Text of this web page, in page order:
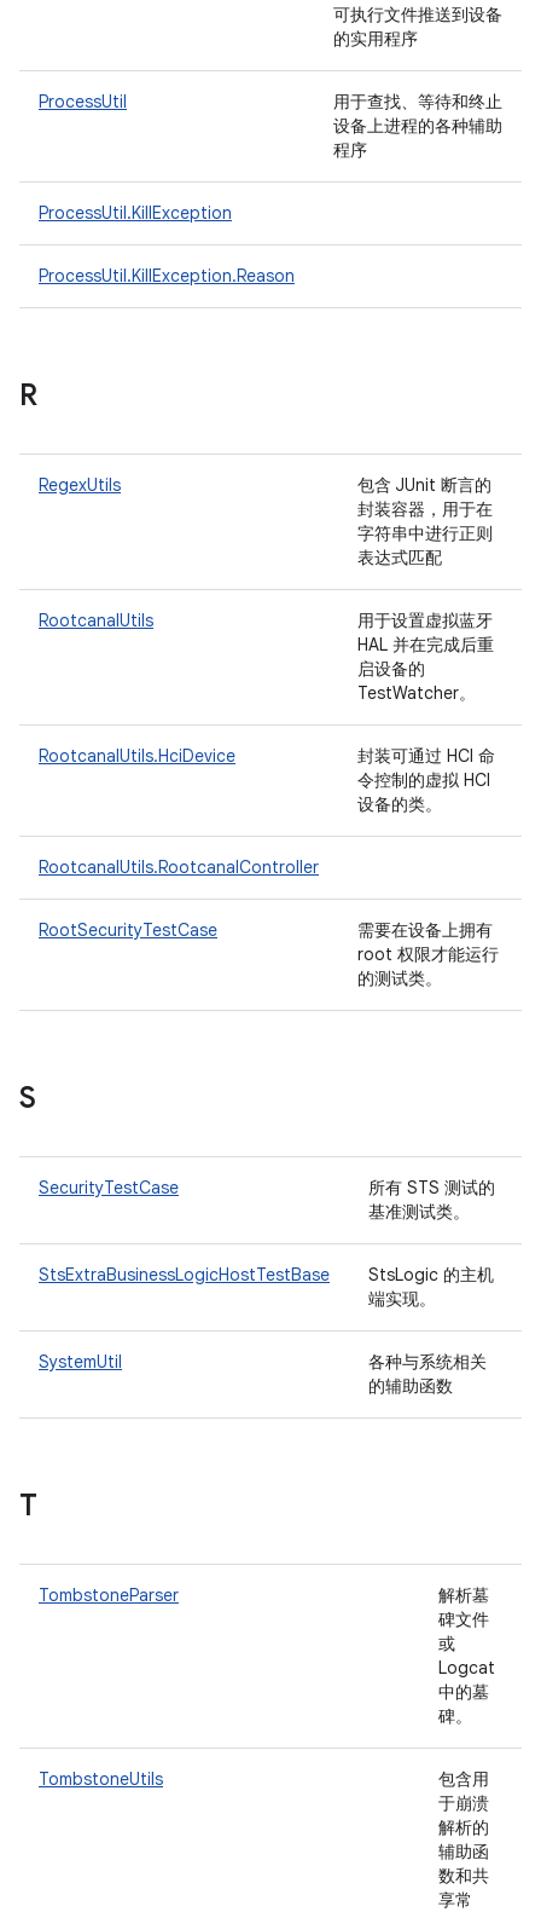
可执行文件推送到设备
的实用程序
ProcessUtil
用于查找、等待和终止
设备上进程的各种辅助
程序
ProcessUtil.KillException
ProcessUtil.KillException.Reason
R
RegexUtils
包含 JUnit 断言的
封装容器，用于在
字符串中进行正则
表达式匹配
RootcanalUtils
用于设置虚拟蓝牙
HAL 并在完成后重
启设备的
TestWatcher。
RootcanalUtils.HciDevice
封装可通过 HCI 命
令控制的虚拟 HCI
设备的类。
RootcanalUtils.RootcanalController
RootSecurityTestCase
需要在设备上拥有
root 权限才能运行
的测试类。
S
SecurityTestCase
所有 STS 测试的
基准测试类。
StsExtraBusinessLogicHostTestBase
StsLogic 的主机
端实现。
SystemUtil
各种与系统相关
的辅助函数
T
TombstoneParser
解析墓
碑文件
或
Logcat
中的墓
碑。
TombstoneUtils
包含用
于崩溃
解析的
辅助函
数和共
享常